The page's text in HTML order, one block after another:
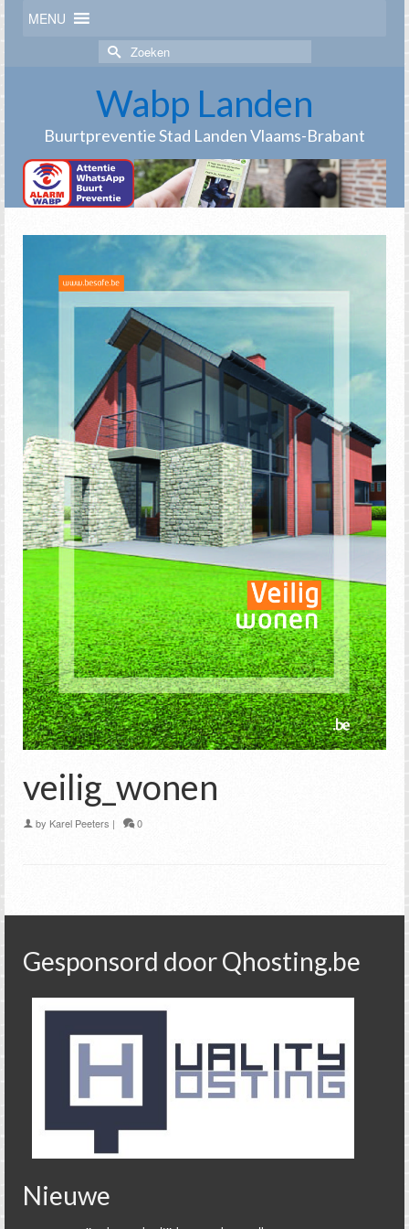
MENU
Zoek
naar:
Wabp Landen
Buurtpreventie Stad Landen Vlaams-Brabant
veilig_wonen
by Karel Peeters | 0
Gesponsord door Qhosting.be
Nieuwe